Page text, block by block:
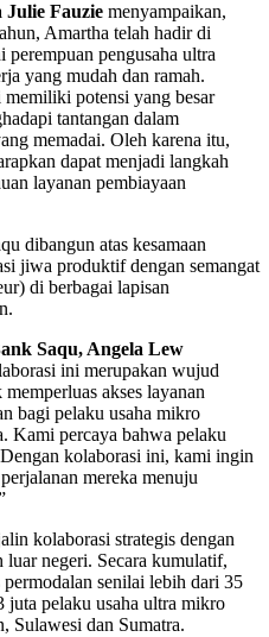
Fauzie menyampaikan,
Amartha telah hadir di
perempuan pengusaha ultra
yang mudah dan ramah.
potensi yang besar
tantangan dalam
memadai. Oleh karena itu,
dapat menjadi langkah
layanan pembiayaan
dibangun atas kesamaan
jiwa produktif dengan semangat
di berbagai lapisan
Saqu, Angela Lew
ini merupakan wujud
akses layanan
bagi pelaku usaha mikro
Kami percaya bahwa pelaku
kolaborasi ini, kami ingin
mereka menuju
kolaborasi strategis dengan
negeri. Secara kumulatif,
senilai lebih dari 35
pelaku usaha ultra mikro
Sulawesi dan Sumatra.